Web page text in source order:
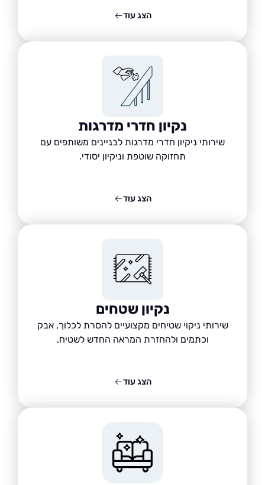
נקיון חדרי מדרגות
שירותי ניקיון חדרי מדרגות לבניינים משותפים עם
תחזוקה שוטפת וניקיון יסודי.
נקיון שטחים
שירותי ניקוי שטיחים מקצועיים להסרת לכלוך, אבק
וכתמים ולהחזרת המראה החדש לשטיח.